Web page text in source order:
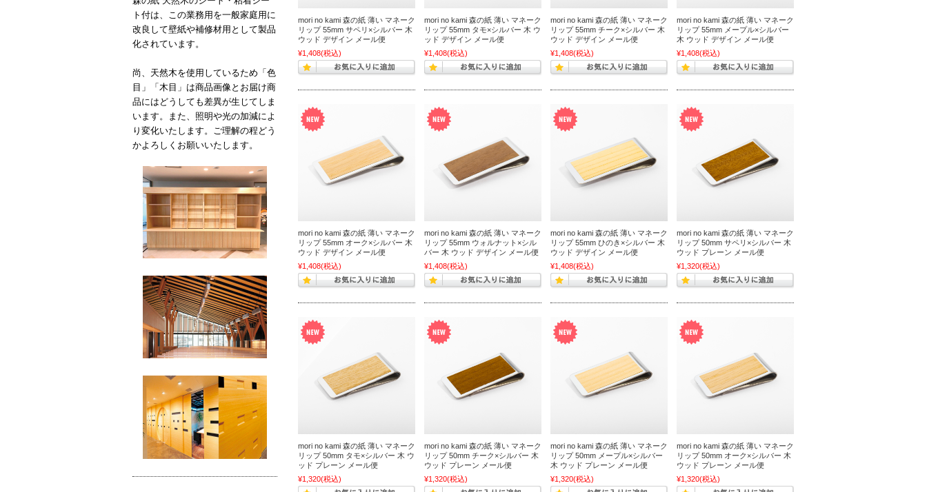
mori no kami 森の紙 薄い マネーク
リップ 55mm サペリ×シルバー 木
ウッド デザイン メール便
¥1,408(税込)
mori no kami 森の紙 薄い マネーク
リップ 55mm タモ×シルバー 木 ウ
ッド デザイン メール便
¥1,408(税込)
mori no kami 森の紙 薄い マネーク
リップ 55mm チーク×シルバー 木
ウッド デザイン メール便
¥1,408(税込)
mori no kami 森の紙 薄い マネーク
リップ 55mm メープル×シルバー
木 ウッド デザイン メール便
¥1,408(税込)
mori no kami 森の紙 薄い マネーク
リップ 55mm オーク×シルバー 木
ウッド デザイン メール便
¥1,408(税込)
mori no kami 森の紙 薄い マネーク
リップ 55mm ウォルナット×シル
バー 木 ウッド デザイン メール便
¥1,408(税込)
mori no kami 森の紙 薄い マネーク
リップ 55mm ひのき×シルバー 木
ウッド デザイン メール便
¥1,408(税込)
mori no kami 森の紙 薄い マネーク
リップ 50mm サペリ×シルバー 木
ウッド プレーン メール便
¥1,320(税込)
mori no kami 森の紙 薄い マネーク
リップ 50mm タモ×シルバー 木 ウ
ッド プレーン メール便
¥1,320(税込)
mori no kami 森の紙 薄い マネーク
リップ 50mm チーク×シルバー 木
ウッド プレーン メール便
¥1,320(税込)
mori no kami 森の紙 薄い マネーク
リップ 50mm メープル×シルバー
木 ウッド プレーン メール便
¥1,320(税込)
mori no kami 森の紙 薄い マネーク
リップ 50mm オーク×シルバー 木
ウッド プレーン メール便
¥1,320(税込)
ト付は、この業務用を一般家庭用に
改良して壁紙や補修材用として製品
化されています。
尚、天然木を使用しているため「色
目」「木目」は商品画像とお届け商
品にはどうしても差異が生じてしま
います。また、照明や光の加減によ
り変化いたします。ご理解の程どう
かよろしくお願いいたします。